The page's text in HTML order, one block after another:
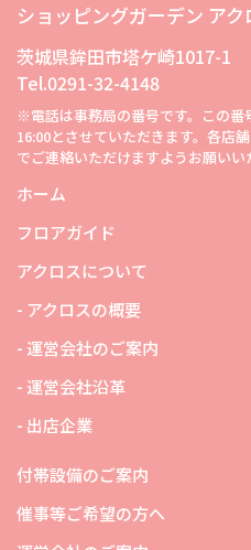
ショッピングガーデン アク
茨城県鉾田市塔ケ崎1017-1
Tel.0291-32-4148
※電話は事務局の番号です。この番
16:00とさせていただきます。各店
でご連絡いただけますようお願いい
ホーム
フロアガイド
アクロスについて
- アクロスの概要
- 運営会社のご案内
- 運営会社沿革
- 出店企業
付帯設備のご案内
催事等ご希望の方へ